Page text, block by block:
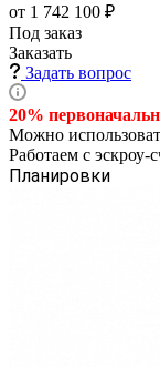
от 1 742 100 ₽
Под заказ
Заказать
Задать вопрос
20%
Можно
Работаем с эскроу-
Планировки